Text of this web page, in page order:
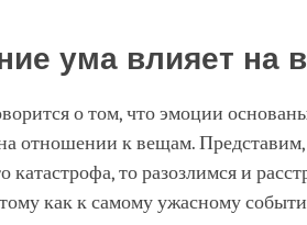
ума влияет на
о том, что эмоции
отношении к вещам.
катастрофа, то разозлимся и
как к самому ужасному